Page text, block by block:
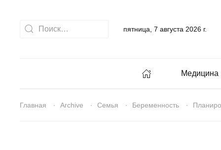
пятница, 7 августа 2026 г.
Медицина
Главная Archive Семья Беременность